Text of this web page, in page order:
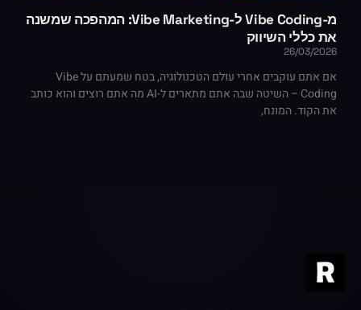
מ-Vibe Coding ל-Vibe Marketing: המהפכה שמשנה
את כללי השיווק
26/03/2026
אם אתם עוקבים אחרי עולם הטכנולוגיה, בטח שמעתם על Vibe
Coding – השיטה שבה אתם מתארים ל-AI מה אתם רוצים והוא כותב
את הקוד. המונח,